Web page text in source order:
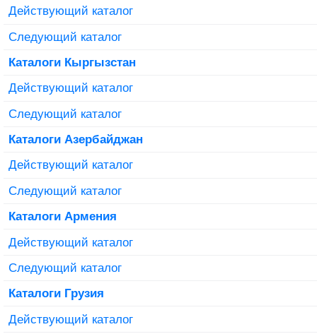
Действующий каталог
Следующий каталог
Каталоги Кыргызстан
Действующий каталог
Следующий каталог
Каталоги Азербайджан
Действующий каталог
Следующий каталог
Каталоги Армения
Действующий каталог
Следующий каталог
Каталоги Грузия
Действующий каталог